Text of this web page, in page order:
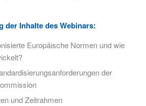
der Inhalte des Webinars:
Europäische Normen und wie
der
und Zeitrahmen